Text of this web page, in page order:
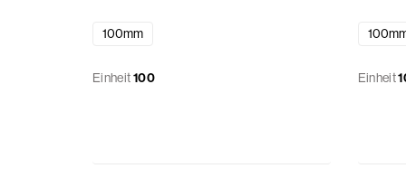
100mm
Einheit100 Einheit